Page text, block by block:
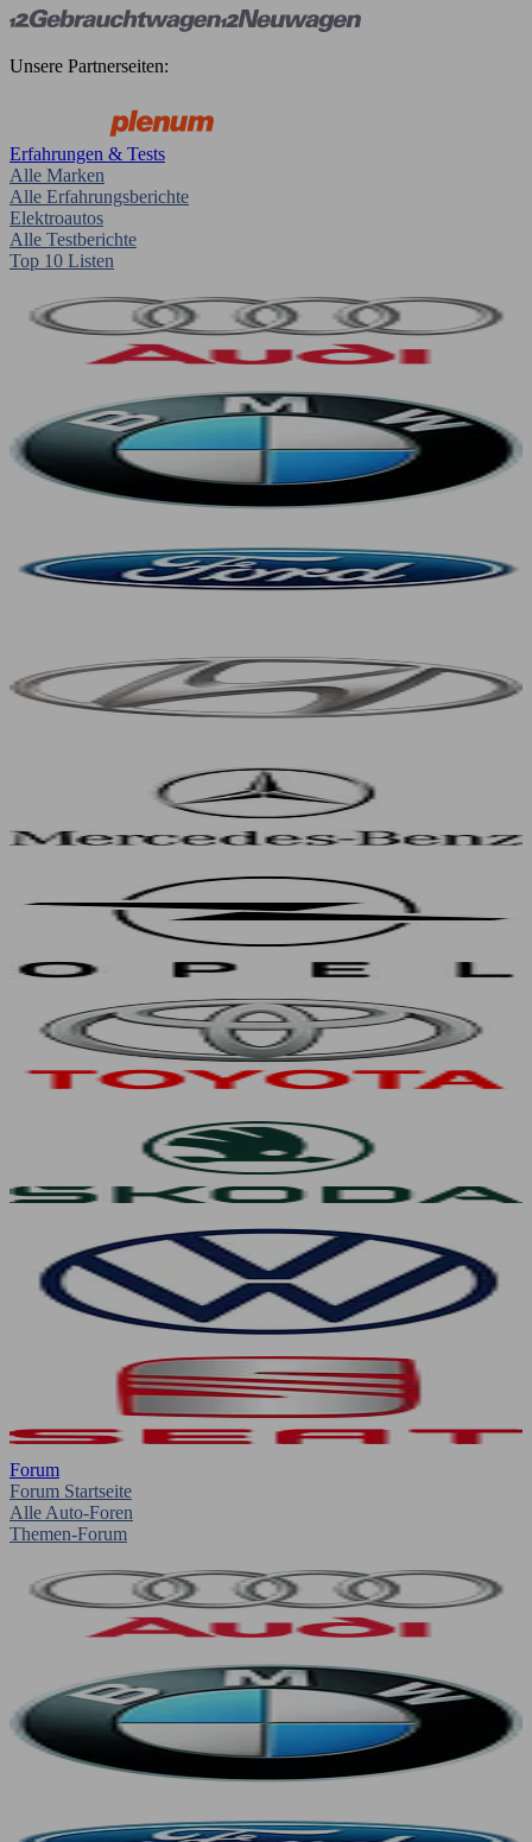
Unsere Partnerseiten:
Erfahrungen & Tests
Alle Marken
Alle Erfahrungsberichte
Elektroautos
Alle Testberichte
Top 10 Listen
Forum
Forum Startseite
Alle Auto-Foren
Themen-Forum